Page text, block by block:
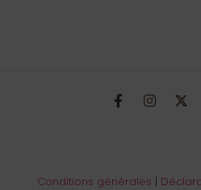
Conditions générales |